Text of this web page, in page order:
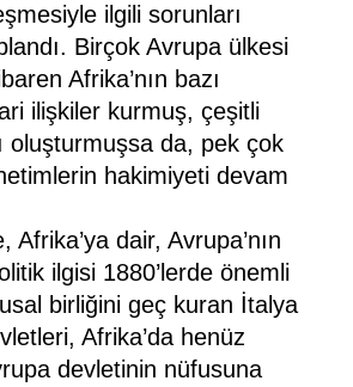
ilgili sorunları
Birçok Avrupa ülkesi
Afrika’nın bazı
ilişkiler kurmuş, çeşitli
oluşturmuşsa da, pek çok
hakimiyeti devam
Afrika’ya dair, Avrupa’nın
ilgisi 1880’lerde önemli
birliğini geç kuran İtalya
Afrika’da henüz
devletinin nüfusuna